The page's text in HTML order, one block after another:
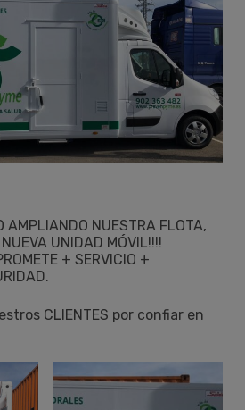
AMPLIANDO NUESTRA FLOTA,
UNIDAD MÓVIL!!!!
+ SERVICIO +
CLIENTES por confiar en